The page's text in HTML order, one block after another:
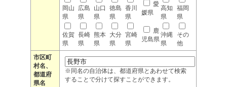
岡山
県
広島
県
山口
県
徳島
県
香川
県
愛
媛県
高知
県
福岡
県
佐賀
県
長崎
県
熊本
県
大分
県
宮崎
県
鹿
児島県
沖縄
県
その
他
市区町
村名、
都道府
県名
※同名の自治体は、都道府県とあわせて検索
することで分けて探すことができます。